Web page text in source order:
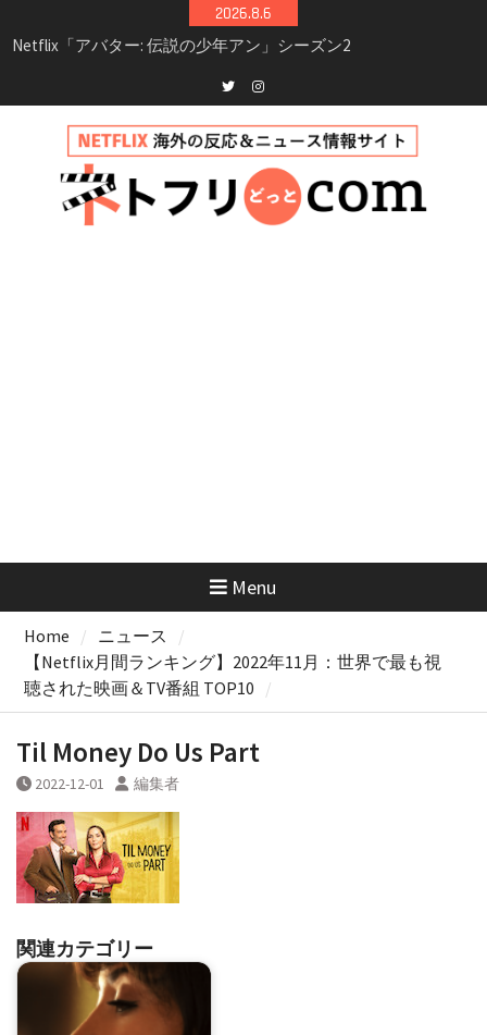
to
2026.8.6
Netflix映画「ボイスメールで恋をして」キャス
イッチ主演ロマコメ
新決定！2027年撮影開始へ
兄弟大騒動のコメディ映画「リトル・ブラザ
ー」がNetflixで配信！─キャスト・あらすじ・
見どころまとめ
Twitterinstagram
Menu
Home
ニュース
【Netflix月間ランキング】2022年11月：世界で最も視
聴された映画＆TV番組 TOP10
Til Money Do Us Part
2022-12-01 編集者
関連カテゴリー